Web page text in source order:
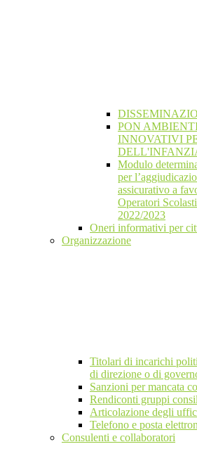
PON
INNOVATIVI
Modulo
per
assicurativo a
Operatori
2022/2023
Oneri informativi per
Organizzazione
Titolari di incarichi
di direzione o di
Sanzioni per mancata
Rendiconti gruppi
Articolazione degli
Telefono e posta
Consulenti e collaboratori